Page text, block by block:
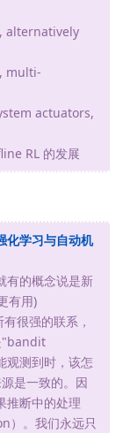
alternatively
multi-
actuators,
RL 的发展
化学习与自动机
有的概念说是新
有用)
很强的联系，
"bandit
测到时，该怎
是一致的。因
推断中的处理
）。我们永远只